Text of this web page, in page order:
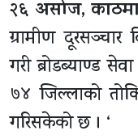
२६ असोज,
ग्रामीण
गरी ब्रोडब्याण्ड
७४ जिल्लाको
गरिसकेको छ । ‘